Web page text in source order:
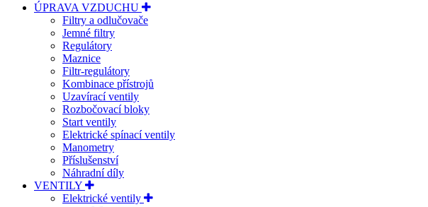
ÚPRAVA VZDUCHU
Filtry a odlučovače
Jemné filtry
Regulátory
Maznice
Filtr-regulátory
Kombinace přístrojů
Uzavírací ventily
Rozbočovací bloky
Start ventily
Elektrické spínací ventily
Manometry
Příslušenství
Náhradní díly
VENTILY
Elektrické ventily